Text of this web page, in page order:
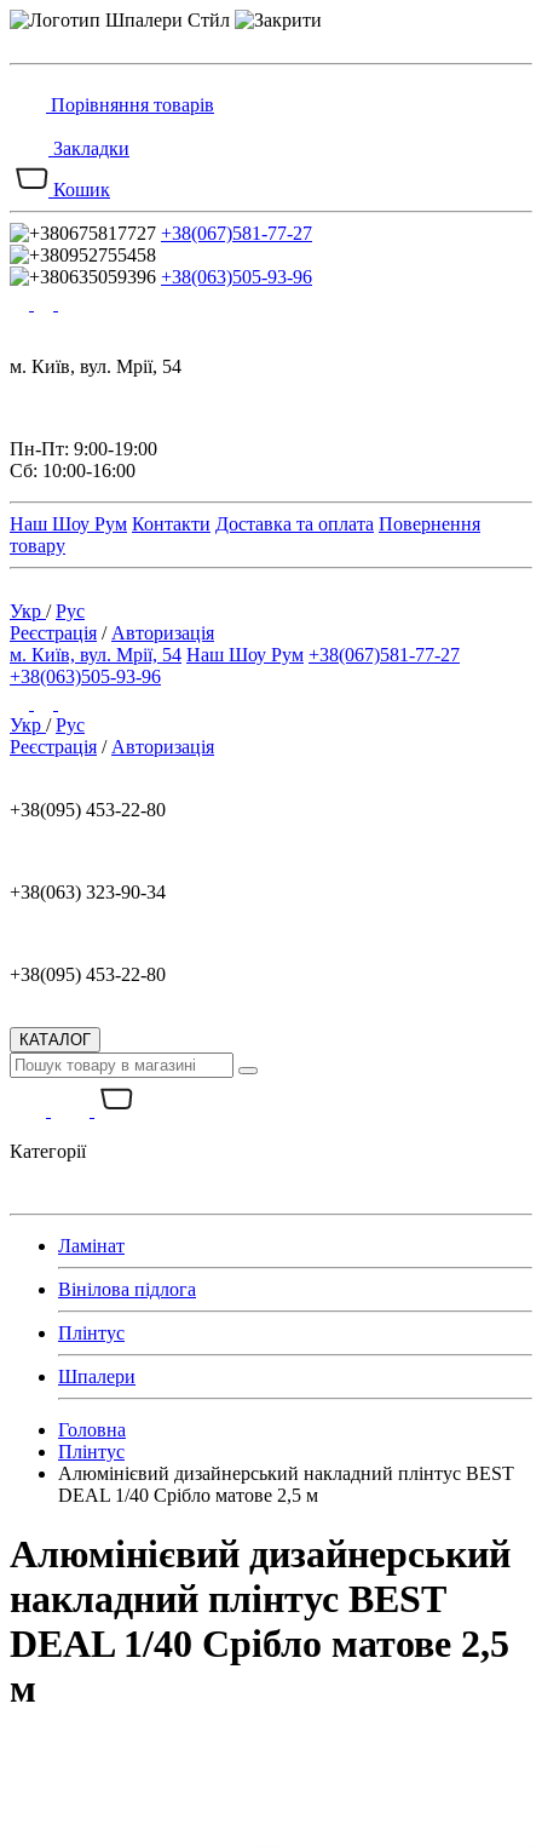
Порівняння товарів
Закладки
Кошик
+38(067)581-77-27
+38(063)505-93-96
м. Київ, вул. Мрії, 54
Пн-Пт: 9:00-19:00
Сб: 10:00-16:00
Наш Шоу Рум Контакти Доставка та оплата Повернення
товару
Укр /Рус
Реєстрація / Авторизація
м. Київ, вул. Мрії, 54 Наш Шоу Рум +38(067)581-77-27
+38(063)505-93-96
Укр /Рус
Реєстрація / Авторизація
+38(095) 453-22-80
+38(063) 323-90-34
+38(095) 453-22-80
КАТАЛОГ
Категорії
Ламінат
Вінілова підлога
Плінтус
Шпалери
Головна
Плінтус
Алюмінієвий дизайнерський накладний плінтус BEST
DEAL 1/40 Срібло матове 2,5 м
Алюмінієвий дизайнерський
накладний плінтус BEST
DEAL 1/40 Срібло матове 2,5
м